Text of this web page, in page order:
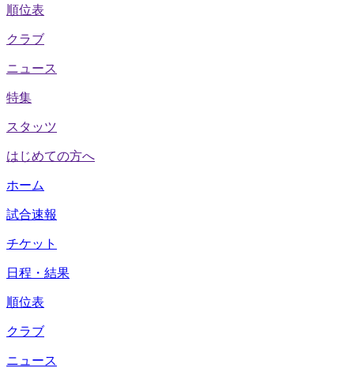
順位表
クラブ
ニュース
特集
スタッツ
はじめての方へ
ホーム
試合速報
チケット
日程・結果
順位表
クラブ
ニュース